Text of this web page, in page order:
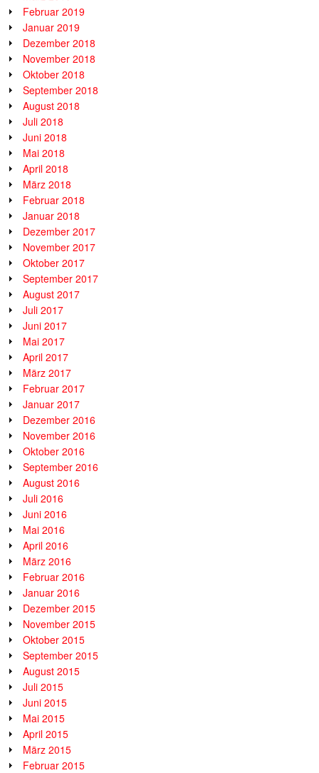
Februar 2019
Januar 2019
Dezember 2018
November 2018
Oktober 2018
September 2018
August 2018
Juli 2018
Juni 2018
Mai 2018
April 2018
März 2018
Februar 2018
Januar 2018
Dezember 2017
November 2017
Oktober 2017
September 2017
August 2017
Juli 2017
Juni 2017
Mai 2017
April 2017
März 2017
Februar 2017
Januar 2017
Dezember 2016
November 2016
Oktober 2016
September 2016
August 2016
Juli 2016
Juni 2016
Mai 2016
April 2016
März 2016
Februar 2016
Januar 2016
Dezember 2015
November 2015
Oktober 2015
September 2015
August 2015
Juli 2015
Juni 2015
Mai 2015
April 2015
März 2015
Februar 2015